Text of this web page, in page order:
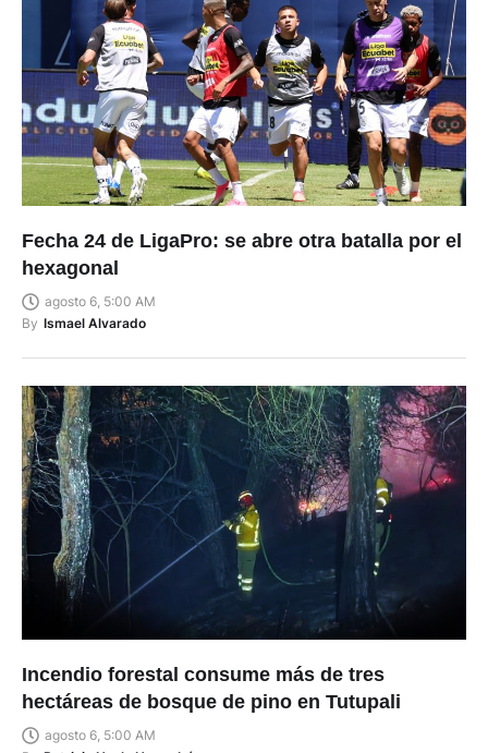
Fecha 24 de LigaPro: se abre otra batalla por el
hexagonal
agosto 6, 5:00 AM
By Ismael Alvarado
Incendio forestal consume más de tres
hectáreas de bosque de pino en Tutupali
agosto 6, 5:00 AM